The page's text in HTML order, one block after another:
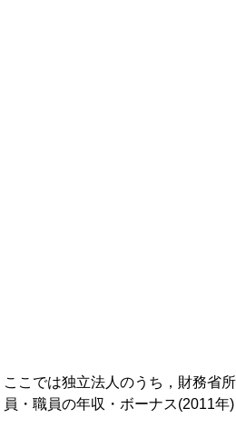
ここでは独立法人のうち，財務省
員・職員の年収・ボーナス(2011年